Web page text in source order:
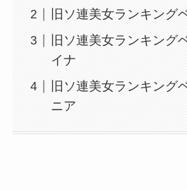
旧ソ連美女ランキング
旧ソ連美女ランキン
イナ
旧ソ連美女ランキン
ニア